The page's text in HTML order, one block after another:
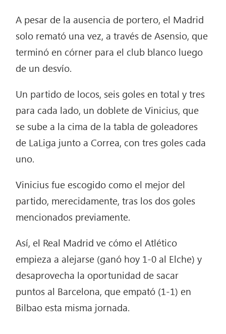
A pesar de la ausencia de portero, el Madrid
solo remató una vez, a través de Asensio, que
terminó en córner para el club blanco luego
de un desvío.
Un partido de locos, seis goles en total y tres
para cada lado, un doblete de Vinicius, que
se sube a la cima de la tabla de goleadores
de LaLiga junto a Correa, con tres goles cada
uno.
Vinicius fue escogido como el mejor del
partido, merecidamente, tras los dos goles
mencionados previamente.
Así, el Real Madrid ve cómo el Atlético
empieza a alejarse (ganó hoy 1-0 al Elche) y
desaprovecha la oportunidad de sacar
puntos al Barcelona, que empató (1-1) en
Bilbao esta misma jornada.